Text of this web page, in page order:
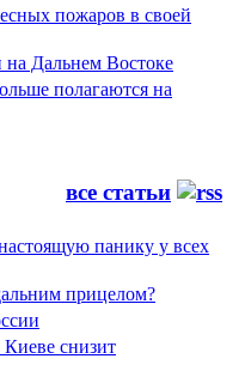
пожаров в своей
на Дальнем Востоке
полагаются на
все статьи
панику у всех
прицелом?
снизит